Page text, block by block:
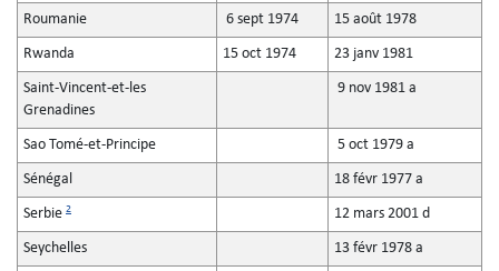
Roumanie 6 sept 1974 15 août 1978
Rwanda 15 oct 1974 23 janv 1981
Saint-Vincent-et-les
Grenadines
9 nov 1981 a
Sao Tomé-et-Principe 5 oct 1979 a
Sénégal 18 févr 1977 a
Serbie 2 12 mars 2001 d
Seychelles 13 févr 1978 a